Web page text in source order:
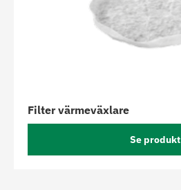
Filter värmeväxlare
Se produkt